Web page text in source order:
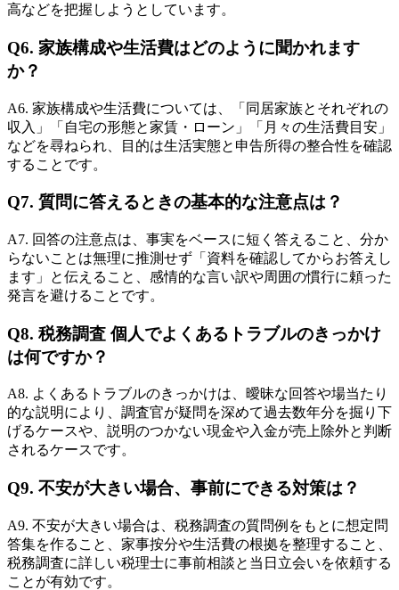
高などを把握しようとしています。
Q6. 家族構成や生活費はどのように聞かれます
か？
A6. 家族構成や生活費については、「同居家族とそれぞれの
収入」「自宅の形態と家賃・ローン」「月々の生活費目安」
などを尋ねられ、目的は生活実態と申告所得の整合性を確認
することです。
Q7. 質問に答えるときの基本的な注意点は？
A7. 回答の注意点は、事実をベースに短く答えること、分か
らないことは無理に推測せず「資料を確認してからお答えし
ます」と伝えること、感情的な言い訳や周囲の慣行に頼った
発言を避けることです。
Q8. 税務調査 個人でよくあるトラブルのきっかけ
は何ですか？
A8. よくあるトラブルのきっかけは、曖昧な回答や場当たり
的な説明により、調査官が疑問を深めて過去数年分を掘り下
げるケースや、説明のつかない現金や入金が売上除外と判断
されるケースです。
Q9. 不安が大きい場合、事前にできる対策は？
A9. 不安が大きい場合は、税務調査の質問例をもとに想定問
答集を作ること、家事按分や生活費の根拠を整理すること、
税務調査に詳しい税理士に事前相談と当日立会いを依頼する
ことが有効です。